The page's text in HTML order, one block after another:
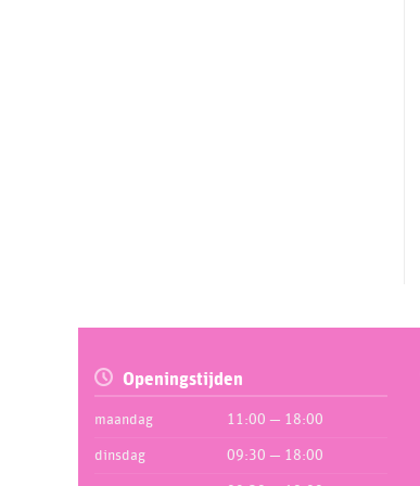
FPC Sugarcraft 19
Ginger Ray 19
Glytter
Günthart
Openingstijden
maandag 11:00 — 18:00
dinsdag 09:30 — 18:00